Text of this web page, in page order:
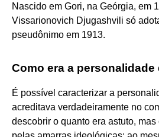
Nascido em Gori, na Geórgia, em
Vissarionovich Djugashvili só
pseudônimo em 1913.
Como era a personalidade
É possível caracterizar a
acreditava verdadeiramente no
descobrir o quanto era astuto,